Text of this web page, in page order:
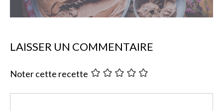
LAISSER UN COMMENTAIRE
Noter cette recette